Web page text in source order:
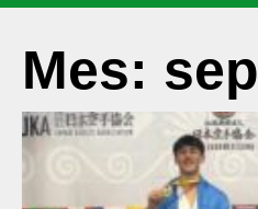
Mes: